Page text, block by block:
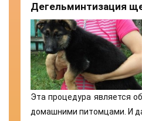
Дегельминтизация
Эта процедура является
домашними питомцами. И